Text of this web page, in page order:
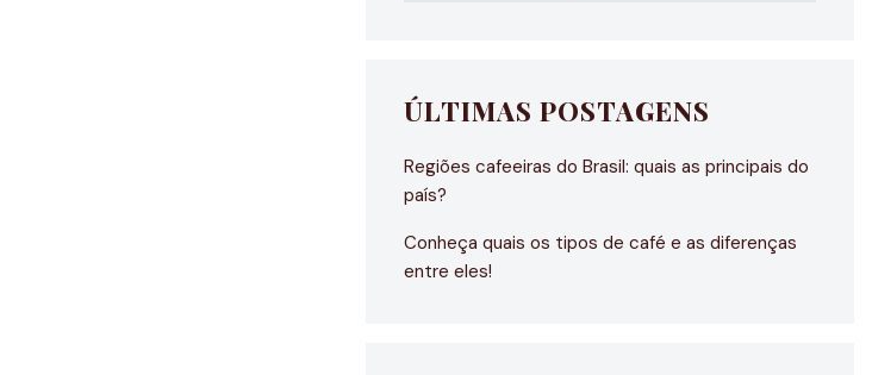
ÚLTIMAS POSTAGENS
Regiões cafeeiras do Brasil: quais as principais do
país?
Conheça quais os tipos de café e as diferenças
entre eles!